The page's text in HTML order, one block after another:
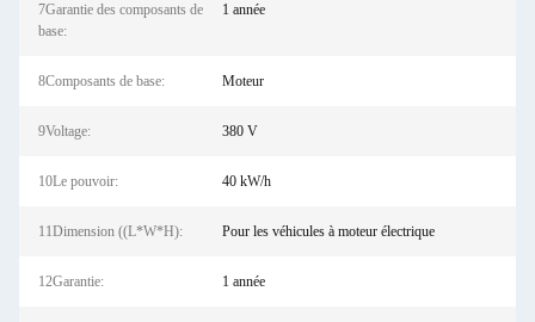
7Garantie des composants de
base:
1 année
8Composants de base: Moteur
9Voltage: 380 V
10Le pouvoir: 40 kW/h
11Dimension ((L*W*H): Pour les véhicules à moteur électrique
12Garantie: 1 année